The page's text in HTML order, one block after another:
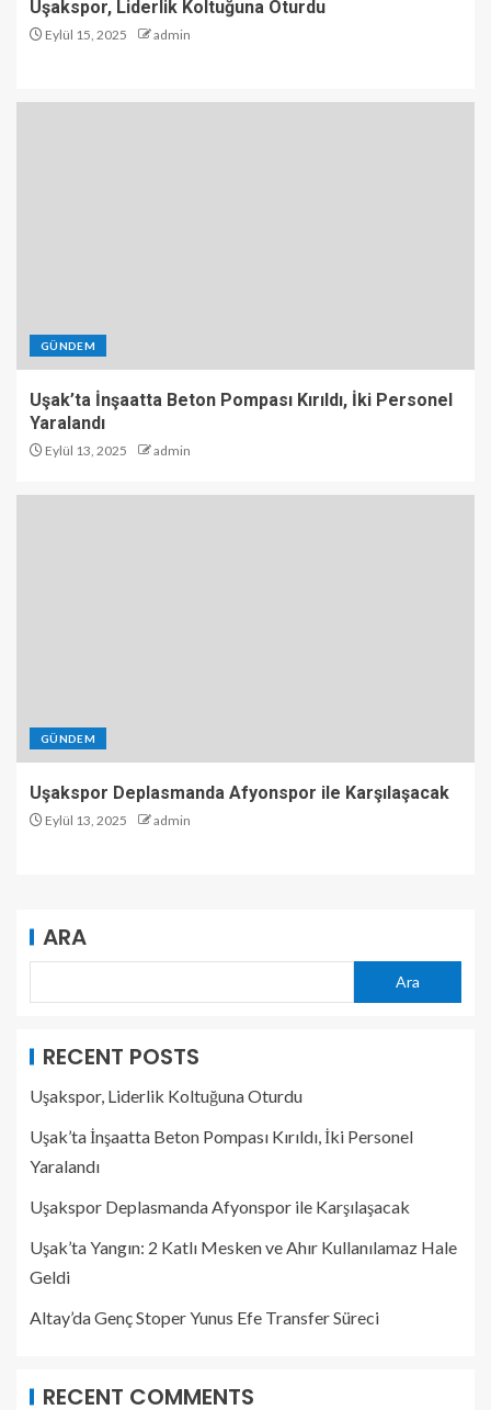
Uşakspor, Liderlik Koltuğuna Oturdu
Eylül 15, 2025 admin
GÜNDEM
Uşak’ta İnşaatta Beton Pompası Kırıldı, İki Personel
Yaralandı
Eylül 13, 2025 admin
GÜNDEM
Uşakspor Deplasmanda Afyonspor ile Karşılaşacak
Eylül 13, 2025 admin
ARA
Ara
RECENT POSTS
Uşakspor, Liderlik Koltuğuna Oturdu
Uşak’ta İnşaatta Beton Pompası Kırıldı, İki Personel
Yaralandı
Uşakspor Deplasmanda Afyonspor ile Karşılaşacak
Uşak’ta Yangın: 2 Katlı Mesken ve Ahır Kullanılamaz Hale
Geldi
Altay’da Genç Stoper Yunus Efe Transfer Süreci
RECENT COMMENTS